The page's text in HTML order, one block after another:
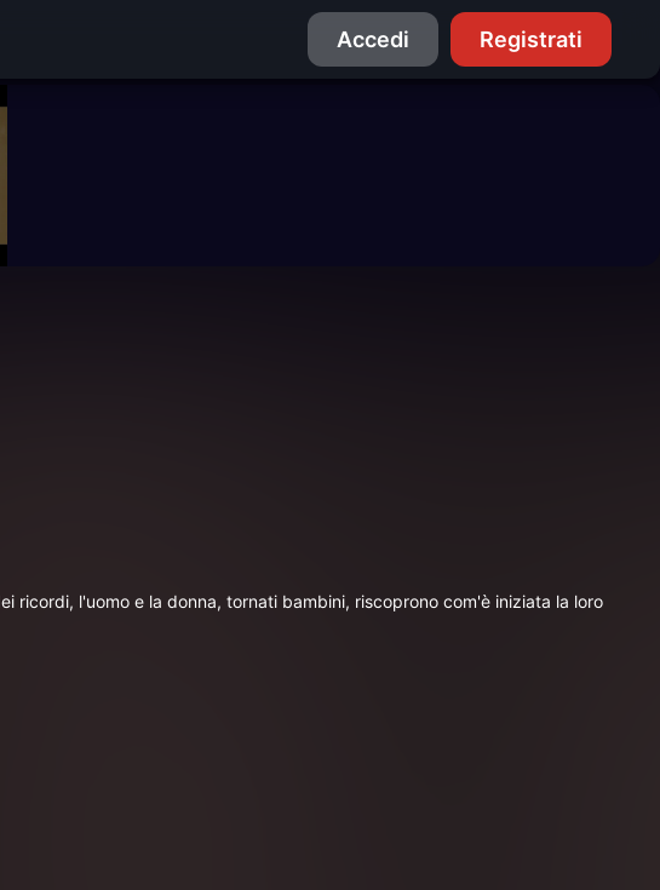
Accedi Registrati
ricordi, l'uomo e la donna, tornati bambini, riscoprono com'è iniziata la loro